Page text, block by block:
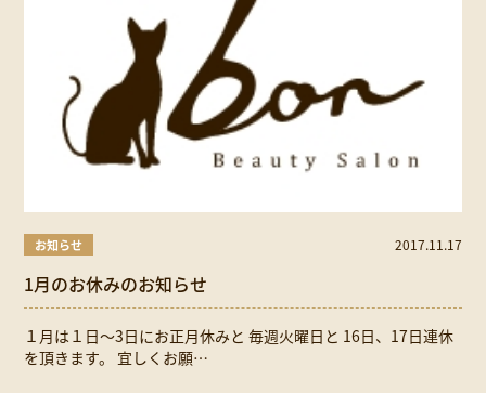
お知らせ 2017.11.17
1月のお休みのお知らせ
１月は１日～3日にお正月休みと 毎週火曜日と 16日、17日連休
を頂きます。 宜しくお願…